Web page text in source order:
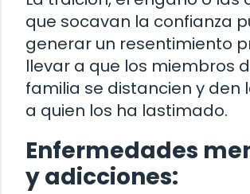
que socavan la confianza
generar un resentimiento
llevar a que los miembros
familia se distancien y den
a quien los ha lastimado.
Enfermedades
y adicciones: